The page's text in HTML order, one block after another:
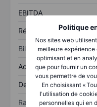
Politique
Nos sites web
meilleure
optimisant et en
que pour fournir un
vous permettre de
En choisissant «
l'utilisation de
personnelles qui en
EBITDA
Résultat net
Bilan
Actif total
Dette totale
Ratios